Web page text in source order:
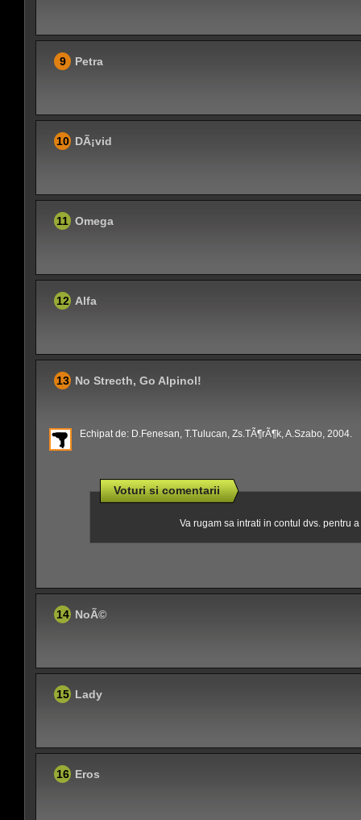
9 Petra
10 DÃ¡vid
11 Omega
12 Alfa
13 No Strecth, Go Alpinol!
Echipat de: D.Fenesan, T.Tulucan, Zs.TÃ¶rÃ¶k, A.Szabo, 2004.
Voturi si comentarii
Va rugam sa intrati in contul dvs. pentru
14 NoÃ©
15 Lady
16 Eros